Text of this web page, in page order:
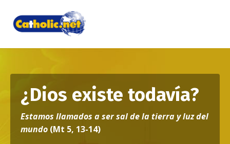
¿Dios existe todavía?
Estamos llamados a ser sal de la tierra y luz del
mundo (Mt 5, 13-14)